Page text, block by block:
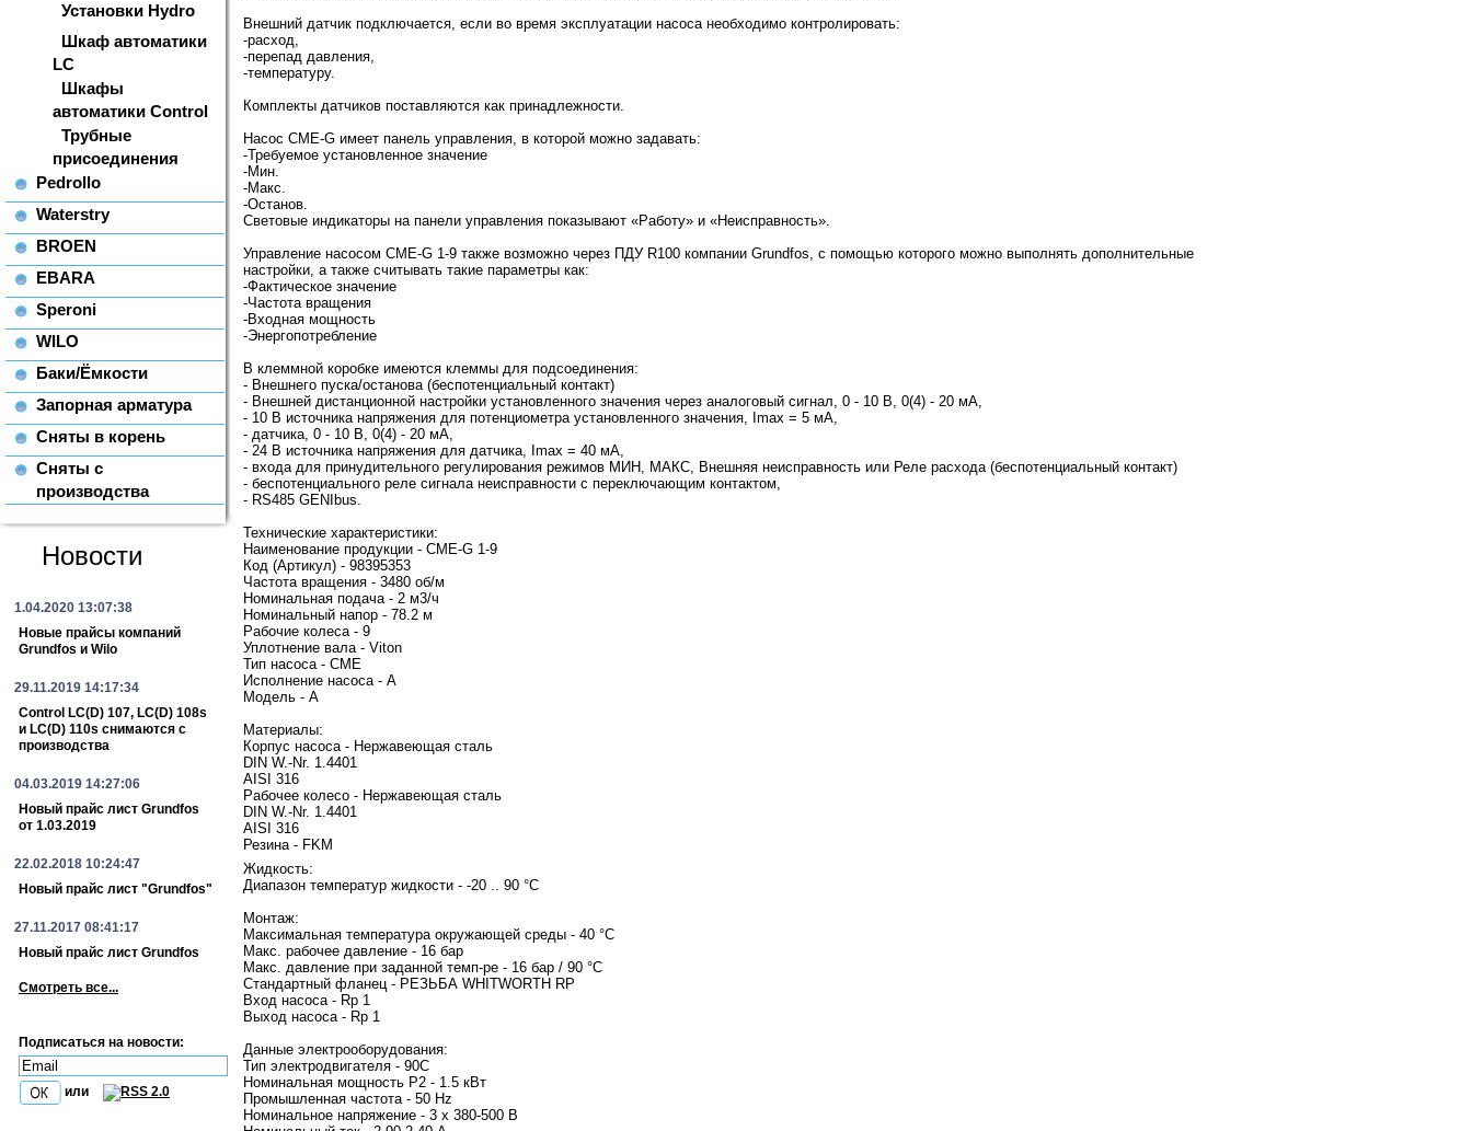
Установки Hydro
Шкаф автоматики
LC
Шкафы
автоматики Control
Трубные
присоединения
Pedrollo
Waterstry
BROEN
EBARA
Speroni
WILO
Баки/Ёмкости
Запорная арматура
Сняты в корень
Сняты с
производства
Новости
1.04.2020 13:07:38
Новые прайсы компаний
Grundfos и Wilo
29.11.2019 14:17:34
Control LC(D) 107, LC(D) 108s
и LC(D) 110s снимаются с
производства
04.03.2019 14:27:06
Новый прайс лист Grundfos
от 1.03.2019
22.02.2018 10:24:47
Новый прайс лист "Grundfos"
27.11.2017 08:41:17
Новый прайс лист Grundfos
Смотреть все...
Подписаться на новости:
или
Внешний датчик подключается, если во время эксплуатации насоса необходимо контролировать:
-расход,
-перепад давления,
-температуру.
Комплекты датчиков поставляются как принадлежности.
Насос CME-G имеет панель управления, в которой можно задавать:
-Требуемое установленное значение
-Мин.
-Макс.
-Останов.
Световые индикаторы на панели управления показывают «Работу» и «Неисправность».
Управление насосом CME-G 1-9 также возможно через ПДУ R100 компании Grundfos, с помощью которого можно выполнять дополнительные
настройки, а также считывать такие параметры как:
-Фактическое значение
-Частота вращения
-Входная мощность
-Энергопотребление
В клеммной коробке имеются клеммы для подсоединения:
- Внешнего пуска/останова (беспотенциальный контакт)
- Внешней дистанционной настройки установленного значения через аналоговый сигнал, 0 - 10 В, 0(4) - 20 мА,
- 10 В источника напряжения для потенциометра установленного значения, Imax = 5 мА,
- датчика, 0 - 10 В, 0(4) - 20 мА,
- 24 В источника напряжения для датчика, Imax = 40 мА,
- входа для принудительного регулирования режимов МИН, МАКС, Внешняя неисправность или Реле расхода (беспотенциальный контакт)
- беспотенциального реле сигнала неисправности с переключающим контактом,
- RS485 GENIbus.
Технические характеристики:
Наименование продукции - CME-G 1-9
Код (Артикул) - 98395353
Частота вращения - 3480 об/м
Номинальная подача - 2 м3/ч
Номинальный напор - 78.2 м
Рабочие колеса - 9
Уплотнение вала - Viton
Тип насоса - CME
Исполнение насоса - A
Модель - A
Материалы:
Корпус насоса - Нержавеющая сталь
DIN W.-Nr. 1.4401
AISI 316
Рабочее колесо - Нержавеющая сталь
DIN W.-Nr. 1.4401
AISI 316
Резина - FKM
Жидкость:
Диапазон температур жидкости - -20 .. 90 °C
Монтаж:
Максимальная температура окружающей среды - 40 °C
Макс. рабочее давление - 16 бар
Макс. давление при заданной темп-ре - 16 бар / 90 °C
Стандартный фланец - РЕЗЬБА WHITWORTH RP
Вход насоса - Rp 1
Выход насоса - Rp 1
Данные электрооборудования:
Тип электродвигателя - 90C
Номинальная мощность P2 - 1.5 кВт
Промышленная частота - 50 Hz
Номинальное напряжение - 3 x 380-500 В